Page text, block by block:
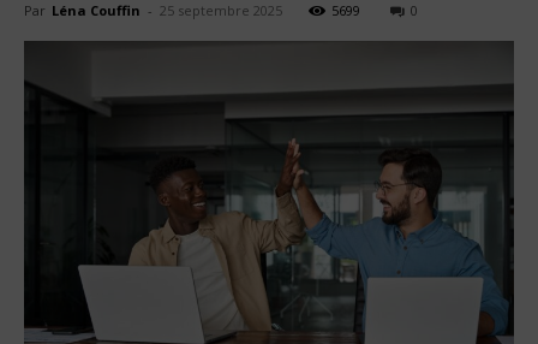
Par Léna Couffin - 25 septembre 2025 5699 0